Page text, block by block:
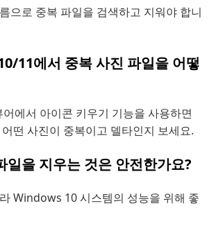
으로 중복 파일을 검색하고 지워야 합니
11에서 중복 사진 파일을 어떻
에서 아이콘 키우기 기능을 사용하면
떤 사진이 중복이고 델타인지 보세요.
일을 지우는 것은 안전한가요?
Windows 10 시스템의 성능을 위해 좋